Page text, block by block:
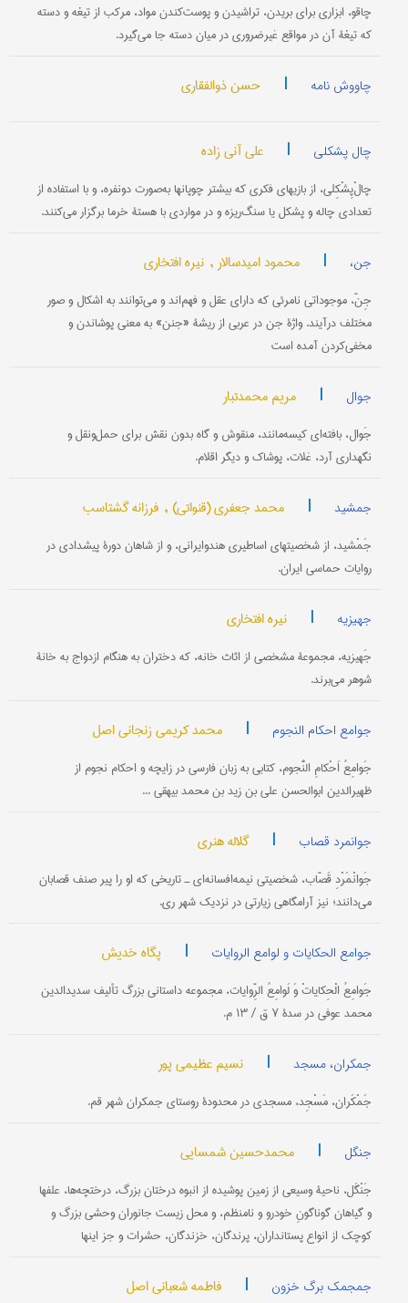
چاقو، ابزاری برای بریدن، تراشیدن و پوست‌کندن مواد، مرکب از تیغه و دسته
که تیغۀ آن در مواقع غیرضروری در میان دسته جا می‌گیرد.
چاووش نامه | حسن ذوالفقاری
چال پشکلی | علی آنی زاده
چالْ‌پِشْکِلی، از بازیهای فکری که بیشتر چوپانها به‌صورت دو‌نفره، و با استفاده از
تعدادی چاله و پشکل یا سنگ‌ریزه و در مواردی با هستۀ خرما برگزار می‌کنند.
جن، | محمود امیدسالار , نیره افتخاری
جِنّ، موجوداتی نامرئی که دارای عقل و فهم‌‌اند و می‌توانند به اشکال و صور
مختلف درآیند. واژۀ جن در عربی از ریشۀ «جنن» به معنی پوشاندن و
مخفی‌کردن آمده است
جوال | مریم محمدتبار
جَوال، بافته‌ای کیسه‌مانند، منقوش و گاه بدون نقش برای حمل‌و‌نقل و
نگهداری آرد، غلات، پوشاک و دیگر اقلام.
جمشید | محمد جعفری (قنواتی) , فرزانه گشتاسب
جَمْشید، از شخصیتهای اساطیری هندوایرانی، و از شاهان دورۀ پیشدادی در
روایات حماسی ایران.
جهیزیه | نیره افتخاری
جَهیزیه، مجموعۀ مشخصی از اثاث خانه، که دختران به هنگام ازدواج به خانۀ
شوهر می‌برند.
جوامع احکام النجوم | محمد کریمی زنجانی اصل
جَوامِعُ اَحْکامِ النُّجوم، کتابی به زبان فارسی در زایچه و احکام نجوم از
ظهیرالدین ابوالحسن علی بن زید بن محمد بیهقی ...
جوانمرد قصاب | گلاله هنری
جَوانْمَرْدِ قَصّاب، شخصیتی نیمه‌افسانه‌ای ـ تاریخی که او را پیر صنف قصابان
می‌دانند؛ نیز آرامگاهی زیارتی در نزدیک شهر ری.
جوامع الحکایات و لوامع الروایات | پگاه خدیش
جَوامِعُ الْحِکایاتْ وَ لَوامِعُ الرِّوایات، مجموعه داستانی بزرگ تألیف سدیدالدین
محمد عوفی در سدۀ ۷ ق / ۱۳ م.
جمکران، مسجد | نسیم عظیمی پور
جَمْکَران، مَسْجِد، مسجدی در محدودۀ روستای جمکران شهر قم.
جنگل | محمدحسین شمسایی
جَنْگَل، ناحیۀ وسیعی از زمین پوشیده از انبوه درختان بزرگ، درختچه‌ها، علفها
و گیاهان گوناگونِ خودرو و نامنظم، و محل زیست جانوران وحشی بزرگ و
کوچک از انواع پستانداران، پرندگان، خزندگان، حشرات و جز اینها
جمجمک برگ خزون | فاطمه شعبانی اصل